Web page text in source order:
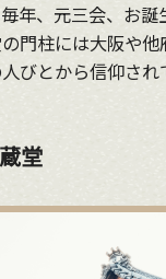
年、元三会、お
門柱には大阪や他
びとから信仰さ
堂